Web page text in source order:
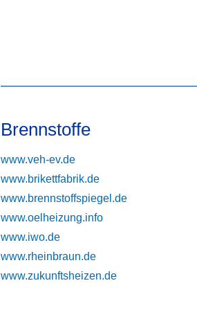
Brennstoffe
www.veh-ev.de
www.brikettfabrik.de
www.brennstoffspiegel.de
www.oelheizung.info
www.iwo.de
www.rheinbraun.de
www.zukunftsheizen.de